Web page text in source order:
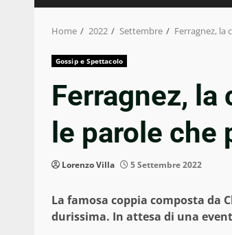
Home 2022 Settembre Ferragnez, la
Gossip e Spettacolo
Ferragnez, la
le parole
Lorenzo Villa 5 Settembre 2022
La famosa coppia composta da
durissima. In attesa di una